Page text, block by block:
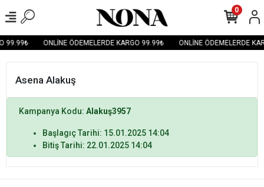
99.99₺ ONLİNE ÖDEMELERDE KARGO 99.99₺ ONLİNE ÖDEMELERDE
0
Asena Alakuş
Kampanya Kodu: Alakuş3957
Başlagıç Tarihi: 15.01.2025 14:04
Bitiş Tarihi: 22.01.2025 14:04